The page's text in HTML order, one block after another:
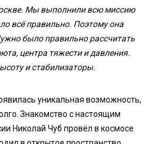
Мы выполнили всю миссию
всё правильно. Поэтому она
было правильно рассчитать
центра тяжести и давления.
и стабилизаторы.
уникальная возможность,
Знакомство с настоящим
Николай Чуб провёл в космосе